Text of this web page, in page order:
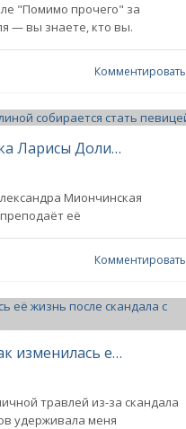
"Помимо прочего" за
— вы знаете, кто вы.
Комментировать
"Будет готовиться к поступлению в мою академию". Внучка Ларисы Долиной собирается стать певицей
Миончинская
её
Комментировать
"Через слёзы выходит боль". Лариса Долина рассказала, как изменилась её жизнь после скандала с квартирой
травлей из-за скандала
удерживала меня